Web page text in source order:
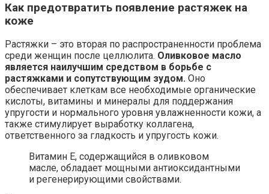
Как предотвратить появление растяжек на
коже
Растяжки – это вторая по распространенности проблема
среди женщин после целлюлита. Оливковое масло
является наилучшим средством в борьбе с
растяжками и сопутствующим зудом. Оно
обеспечивает клеткам все необходимые органические
кислоты, витамины и минералы для поддержания
упругости и нормального уровня увлажненности кожи, а
также стимулирует выработку коллагена,
ответственного за гладкость и упругость кожи.
Витамин Е, содержащийся в оливковом
масле, обладает мощными антиоксидантными
и регенерирующими свойствами.